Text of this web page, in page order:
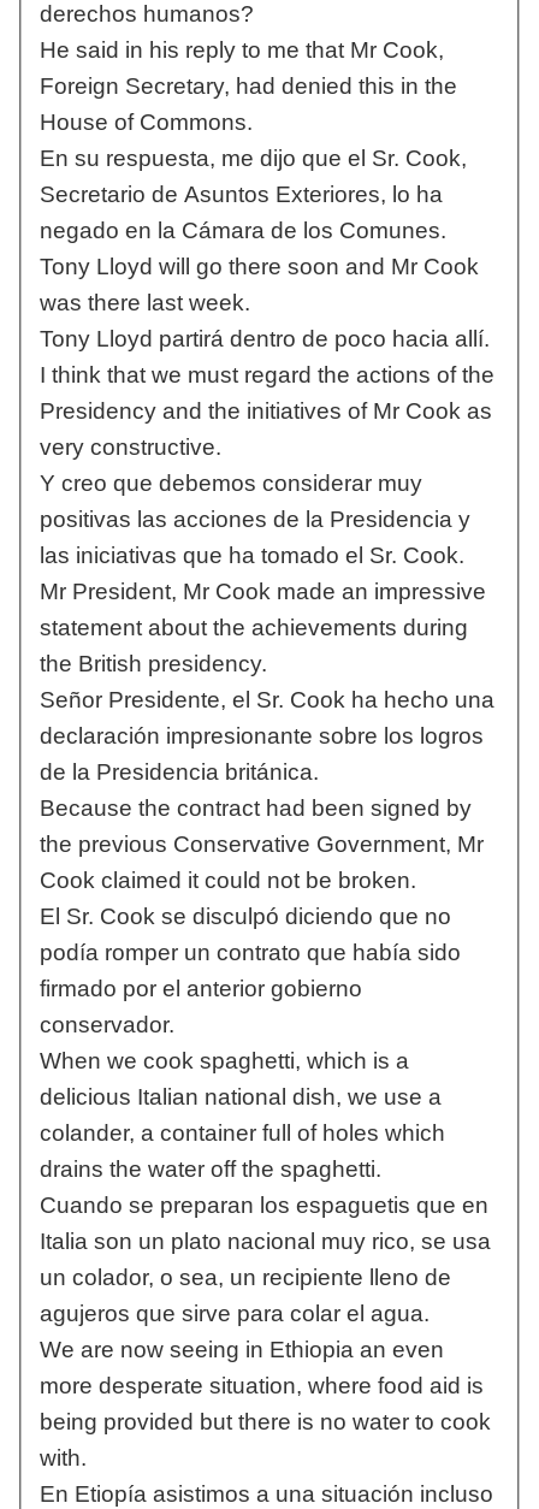
derechos humanos?
He said in his reply to me that Mr Cook,
Foreign Secretary, had denied this in the
House of Commons.
En su respuesta, me dijo que el Sr. Cook,
Secretario de Asuntos Exteriores, lo ha
negado en la Cámara de los Comunes.
Tony Lloyd will go there soon and Mr Cook
was there last week.
Tony Lloyd partirá dentro de poco hacia allí.
I think that we must regard the actions of the
Presidency and the initiatives of Mr Cook as
very constructive.
Y creo que debemos considerar muy
positivas las acciones de la Presidencia y
las iniciativas que ha tomado el Sr. Cook.
Mr President, Mr Cook made an impressive
statement about the achievements during
the British presidency.
Señor Presidente, el Sr. Cook ha hecho una
declaración impresionante sobre los logros
de la Presidencia británica.
Because the contract had been signed by
the previous Conservative Government, Mr
Cook claimed it could not be broken.
El Sr. Cook se disculpó diciendo que no
podía romper un contrato que había sido
firmado por el anterior gobierno
conservador.
When we cook spaghetti, which is a
delicious Italian national dish, we use a
colander, a container full of holes which
drains the water off the spaghetti.
Cuando se preparan los espaguetis que en
Italia son un plato nacional muy rico, se usa
un colador, o sea, un recipiente lleno de
agujeros que sirve para colar el agua.
We are now seeing in Ethiopia an even
more desperate situation, where food aid is
being provided but there is no water to cook
with.
En Etiopía asistimos a una situación incluso